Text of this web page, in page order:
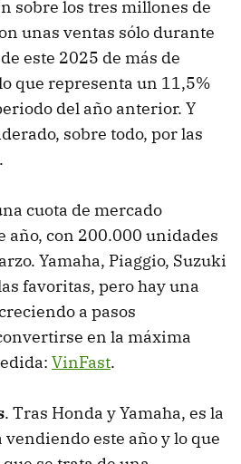
sobre los tres millones de
unas ventas sólo durante
este 2025 de más de
que representa un 11,5%
del año anterior. Y
sobre todo, por las
cuota de mercado
año, con 200.000 unidades
Yamaha, Piaggio, Suzuki
favoritas, pero hay una
a pasos
en la máxima
VinFast.
. Tras Honda y Yamaha, es la
vendiendo este año y lo que